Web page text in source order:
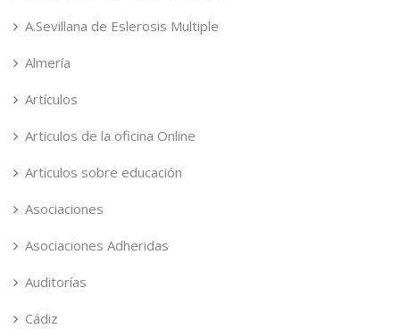
A.Sevillana de Eslerosis Multiple
Almería
Artículos
Articulos de la oficina Online
Articulos sobre educación
Asociaciones
Asociaciones Adheridas
Auditorías
Cádiz